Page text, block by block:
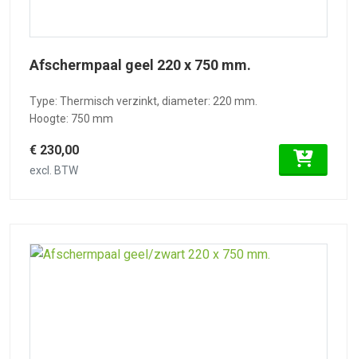
Afschermpaal geel 220 x 750 mm.
Type: Thermisch verzinkt, diameter: 220 mm.
Hoogte: 750 mm
€ 230,00
excl. BTW